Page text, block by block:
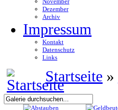
Dezember
Archiv
Impressum
Kontakt
Datenschutz
Links
Startseite »